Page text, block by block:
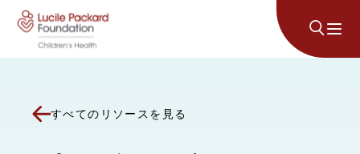
コンテンツにスキップ
すべてのリソースを見る